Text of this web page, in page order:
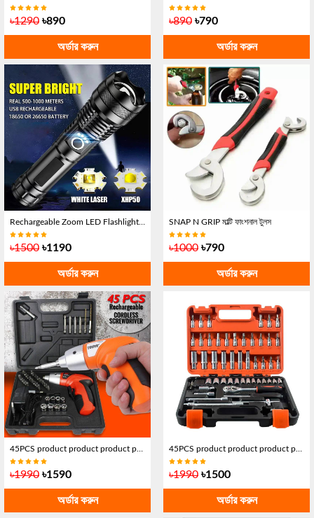
৳1290 ৳890
অর্ডার করুন
৳890 ৳790
অর্ডার করুন
৳1500 ৳1190
অর্ডার করুন
SNAP N GRIP মাল্টি ফাংশনাল টুলস
৳1000 ৳790
অর্ডার করুন
৳1990 ৳1590
অর্ডার করুন
৳1990 ৳1500
অর্ডার করুন